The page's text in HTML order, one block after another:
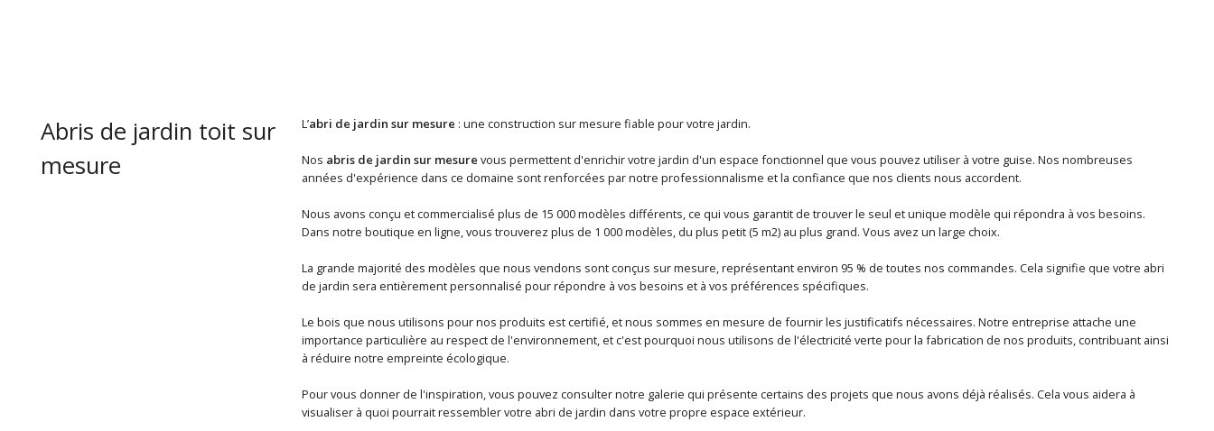
Abris de jardin toit sur
mesure
L’abri de jardin sur mesure : une construction sur mesure fiable pour votre jardin.
Nos abris de jardin sur mesure vous permettent d'enrichir votre jardin d'un espace fonctionnel que vous pouvez utiliser à votre guise. Nos nombreuses
années d'expérience dans ce domaine sont renforcées par notre professionnalisme et la confiance que nos clients nous accordent.
Nous avons conçu et commercialisé plus de 15 000 modèles différents, ce qui vous garantit de trouver le seul et unique modèle qui répondra à vos besoins.
Dans notre boutique en ligne, vous trouverez plus de 1 000 modèles, du plus petit (5 m2) au plus grand. Vous avez un large choix.
La grande majorité des modèles que nous vendons sont conçus sur mesure, représentant environ 95 % de toutes nos commandes. Cela signifie que votre abri
de jardin sera entièrement personnalisé pour répondre à vos besoins et à vos préférences spécifiques.
Le bois que nous utilisons pour nos produits est certifié, et nous sommes en mesure de fournir les justificatifs nécessaires. Notre entreprise attache une
importance particulière au respect de l'environnement, et c'est pourquoi nous utilisons de l'électricité verte pour la fabrication de nos produits, contribuant ainsi
à réduire notre empreinte écologique.
Pour vous donner de l'inspiration, vous pouvez consulter notre galerie qui présente certains des projets que nous avons déjà réalisés. Cela vous aidera à
visualiser à quoi pourrait ressembler votre abri de jardin dans votre propre espace extérieur.